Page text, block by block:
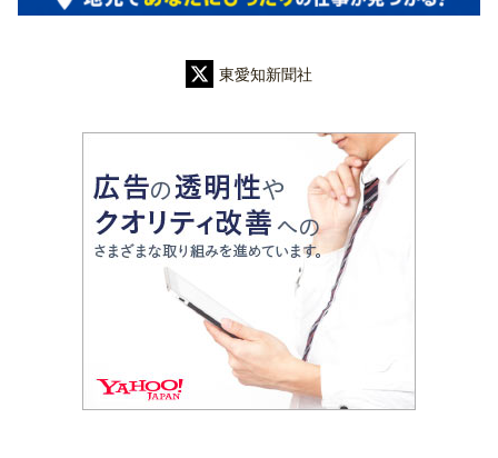
東愛知新聞社